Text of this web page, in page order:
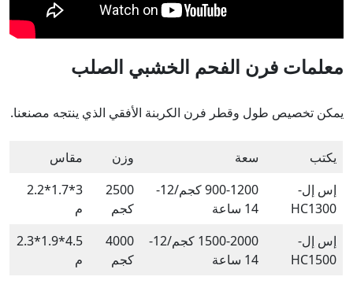
معلمات فرن الفحم الخشبي الصلب
يمكن تخصيص طول وقطر فرن الكربنة الأفقي الذي ينتجه مصنعنا.
يكتب سعة وزن
مقاس
إس إل-
HC1300
900-1200 كجم/12-
14 ساعة
2500
كجم
3*1.7*2.2
م
إس إل-
HC1500
1500-2000 كجم/12-
14 ساعة
4000
كجم
4.5*1.9*2.3
م